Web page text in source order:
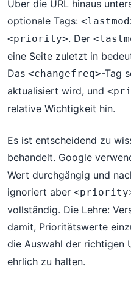
Über die URL hinaus
optionale Tags:
<priority>. Der
eine Seite zuletzt in
Das <changefreq>-Tag
aktualisiert wird, und
relative Wichtigkeit hin.
Es ist entscheidend zu
behandelt. Google
Wert durchgängig und
ignoriert aber
vollständig. Die Lehre:
damit, Prioritätswerte
die Auswahl der richtigen
ehrlich zu halten.